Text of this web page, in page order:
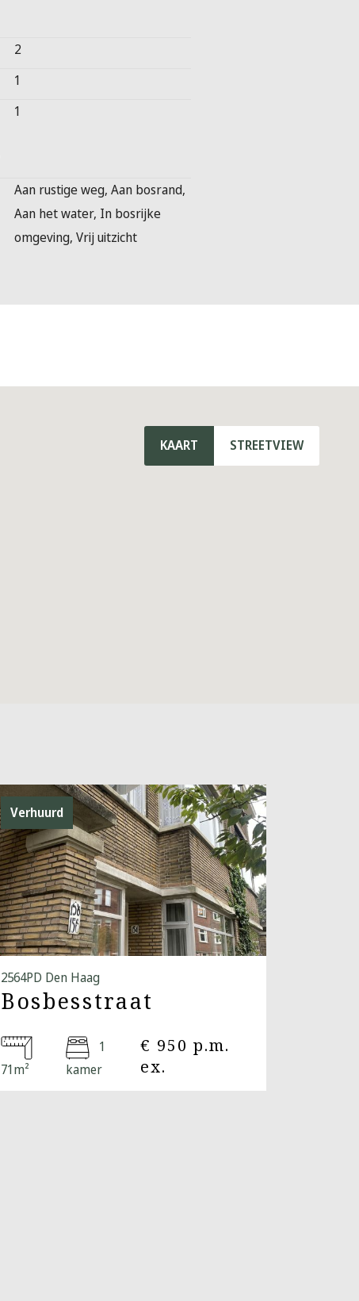
2
1
1
Aan rustige weg, Aan bosrand,
Aan het water, In bosrijke
omgeving, Vrij uitzicht
KAART STREETVIEW
Verhuurd
2564PD Den Haag
Bosbesstraat
71m²
1
kamer
€ 950 p.m.
ex.